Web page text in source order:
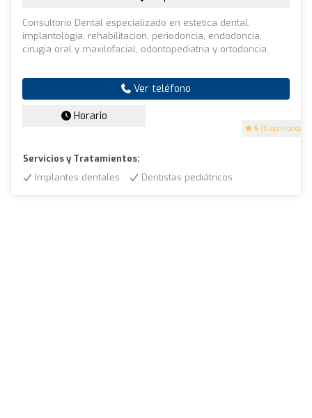
5 (6 opiniones)
Consultorio Dental especializado en estetica dental,
implantologia, rehabilitacion, periodoncia, endodoncia,
cirugia oral y maxilofacial, odontopediatria y ortodoncia.
Ver teléfono
Horario
Servicios y Tratamientos:
Implantes dentales
Dentistas pediátricos